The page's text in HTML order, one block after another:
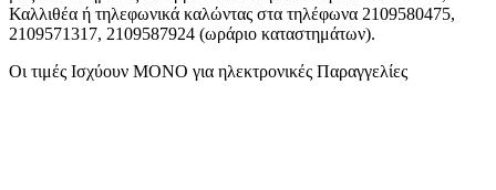
Καλλιθέα ή τηλεφωνικά καλώντας στα τηλέφωνα 2109580475,
2109571317, 2109587924 (ωράριο καταστημάτων).
Οι τιμές Ισχύουν ΜΟΝΟ για ηλεκτρονικές Παραγγελίες